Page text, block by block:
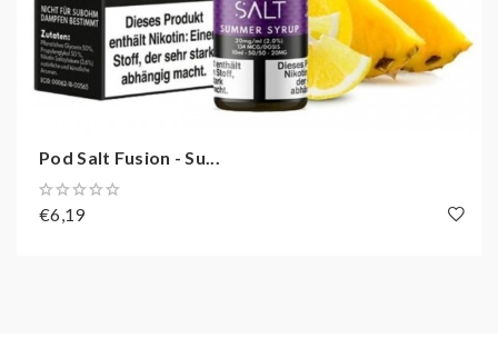
Pod Salt Fusion - Su...
€6,19